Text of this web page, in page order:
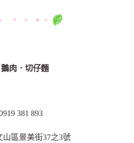
肉．切仔麵
381 893
區景美街37之3號